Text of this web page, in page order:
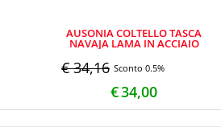
AUSONIA COLTELLO TASCA
NAVAJA LAMA IN ACCIAIO
€ 34,16 Sconto 0.5%
€34,00